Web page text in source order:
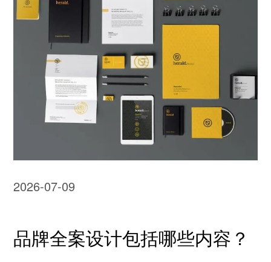
2026-07-09
品牌全案设计包括哪些内容？